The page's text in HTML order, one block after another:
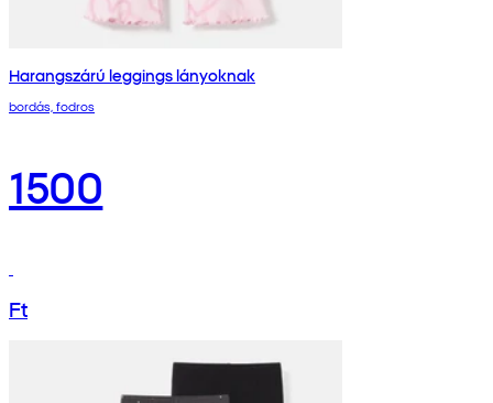
Harangszárú leggings lányoknak
bordás, fodros
1500
Ft